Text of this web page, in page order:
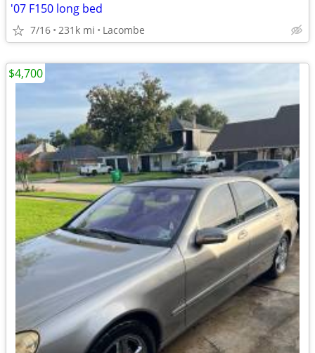
'07 F150 long bed
7/16 231k mi Lacombe
$4,700